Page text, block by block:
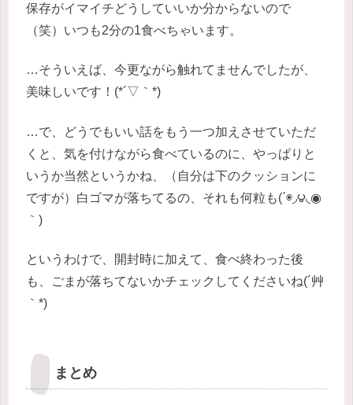
保存がイマイチどうしていいか分からないので
（笑）いつも2分の1食べちゃいます。
…そういえば、今更ながら触れてませんでしたが、
美味しいです！(*´▽｀*)
…で、どうでもいい話をもう一つ加えさせていただ
くと、気を付けながら食べているのに、やっぱりと
いうか当然というかね、（自分は下のクッションに
ですが）白ゴマが落ちてるの、それも何粒も(΄◉◞౪◟◉
｀)
というわけで、開封時に加えて、食べ終わった後
も、ごまが落ちてないかチェックしてくださいね(´艸
｀*)
まとめ